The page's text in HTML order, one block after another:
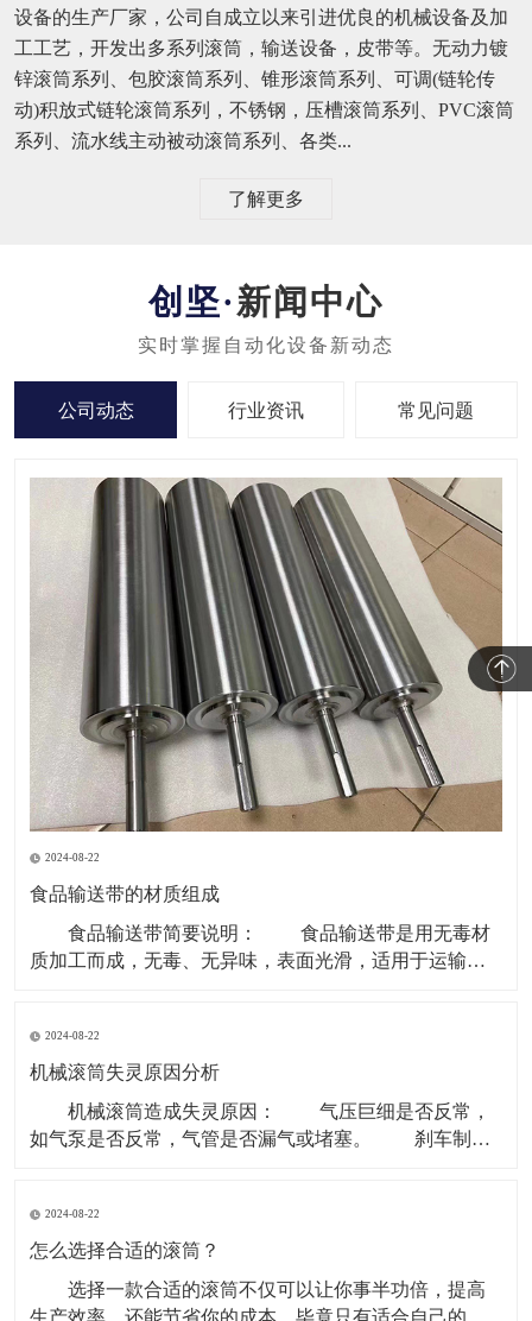
设备的生产厂家，公司自成立以来引进优良的机械设备及加
工工艺，开发出多系列滚筒，输送设备，皮带等。无动力镀
锌滚筒系列、包胶滚筒系列、锥形滚筒系列、可调(链轮传
动)积放式链轮滚筒系列，不锈钢，压槽滚筒系列、PVC滚筒
系列、流水线主动被动滚筒系列、各类...
了解更多
新闻中心
公司动态 行业资讯 常见问题
2024-08-22
食品输送带的材质组成
食品输送带简要说明： 食品输送带是用无毒材
质加工而成，无毒、无异味，表面光滑，适用于运输食
份，所以现在用于食品行业基本用PU型输送带。 材
质有PVC、聚乙烯、聚炳稀、PP、塑钢 ACE
2024-08-22
机械滚筒失灵原因分析
机械滚筒造成失灵原因： 气压巨细是否反常，
如气泵是否反常，气管是否漏气或堵塞。 刹车制动
锤张紧处上部个改向机械滚筒除应笔直于皮带长度方向
以外还应笔直于重力垂线，即确保其轴中心线水平。
2024-08-22
怎么选择合适的滚筒？
选择一款合适的滚筒不仅可以让你事半功倍，提高
生产效率，还能节省你的成本，毕竟只有适合自己的才